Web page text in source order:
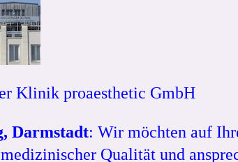
Klinik proaesthetic GmbH
Darmstadt: Wir möchten auf
Qualität und